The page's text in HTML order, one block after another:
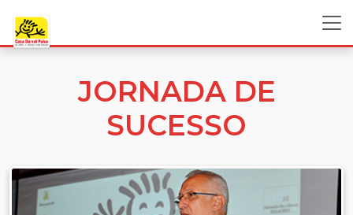
JORNADA DE
SUCESSO